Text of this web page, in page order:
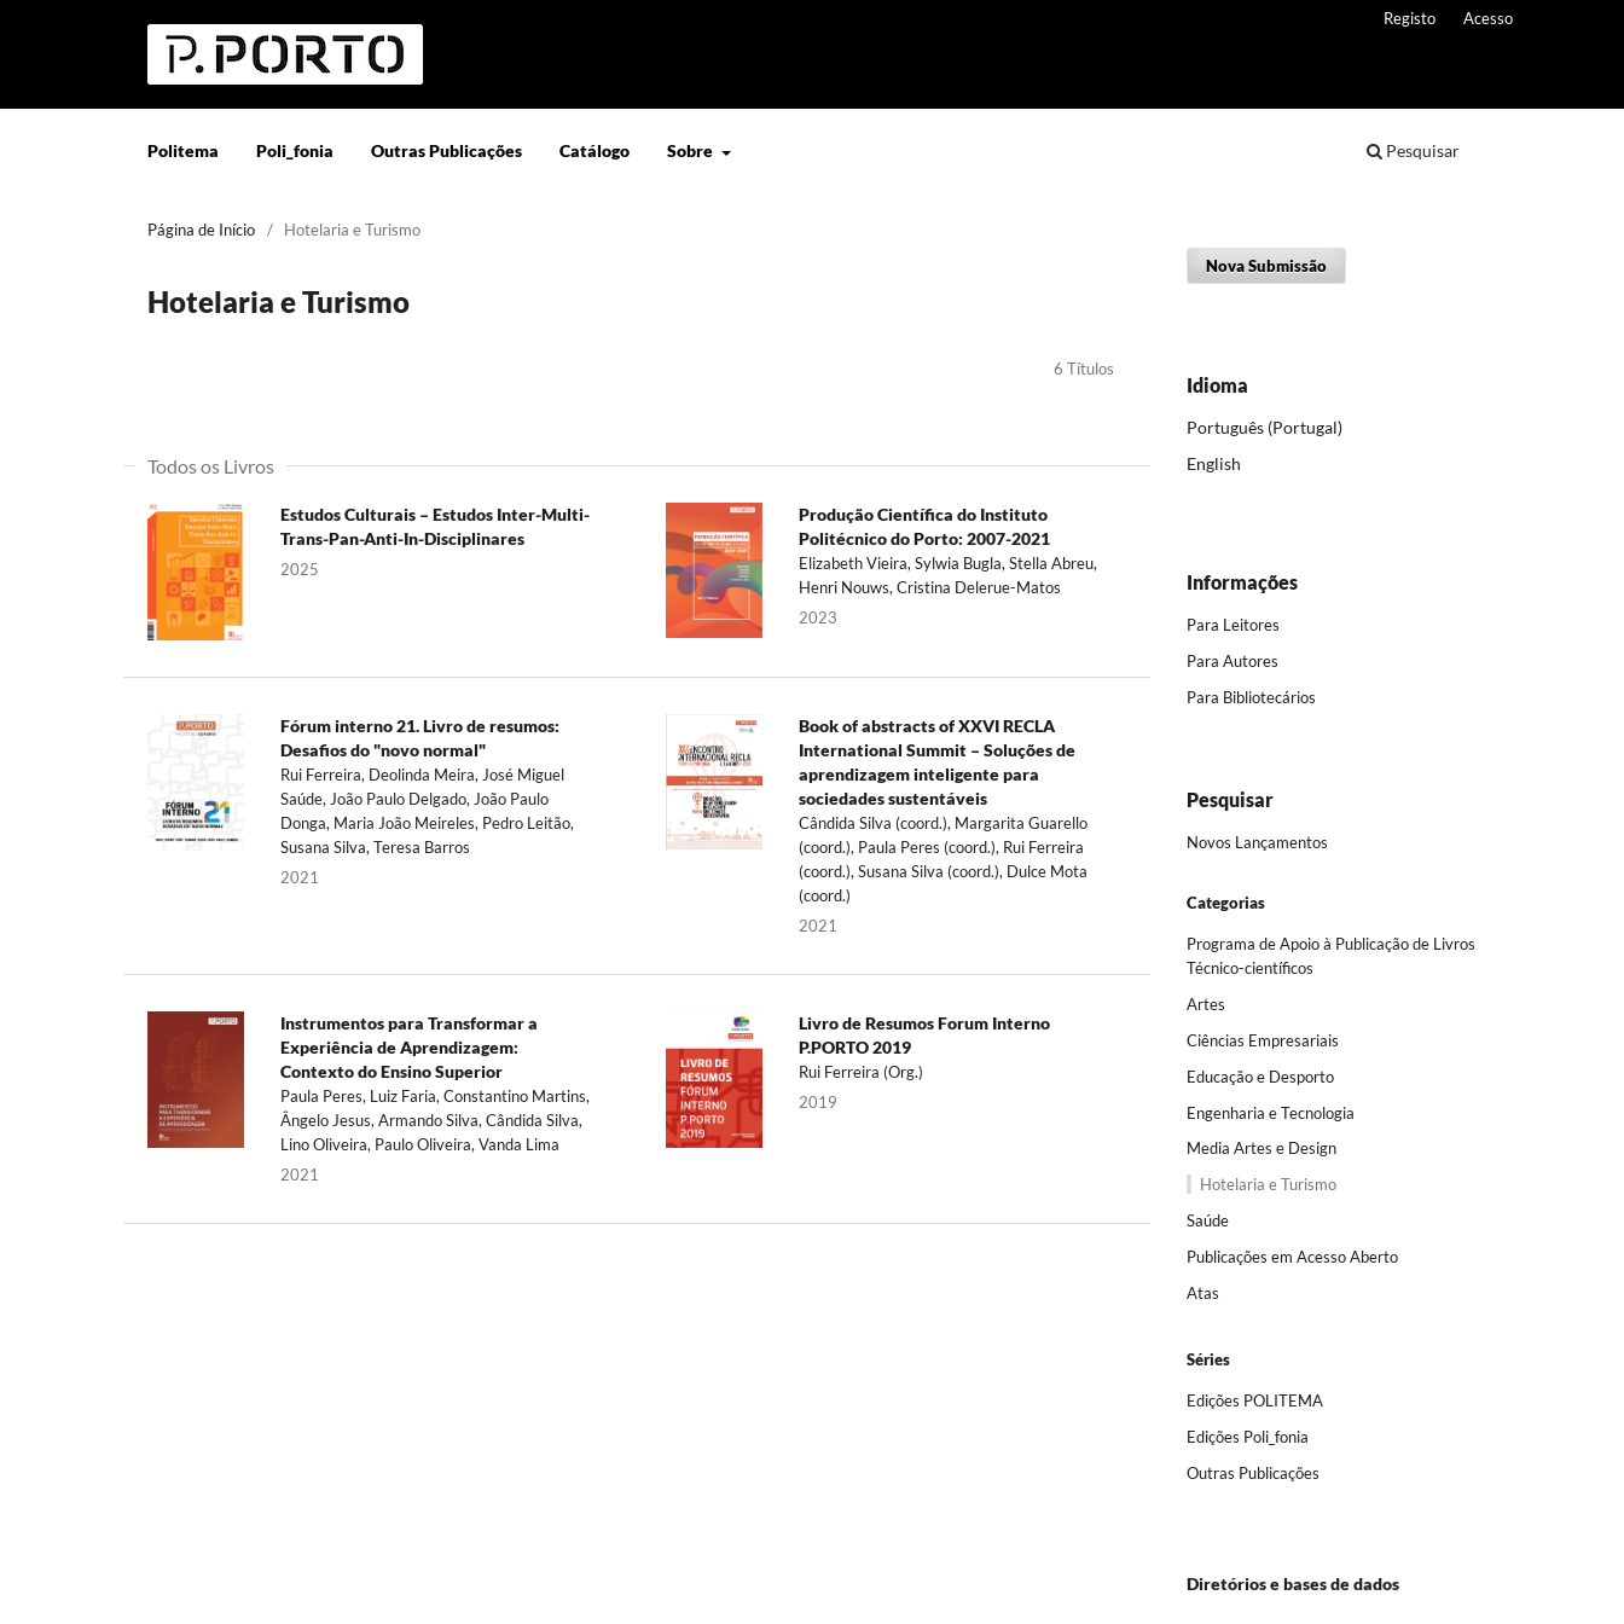
Politema Poli_fonia Outras Publicações Catálogo Sobre Pesquisar
Registo Acesso
Página de Início / Hotelaria e Turismo
Hotelaria e Turismo
6 Títulos
Todos os Livros
Estudos Culturais – Estudos Inter-Multi-
Trans-Pan-Anti-In-Disciplinares
2025
Produção Científica do Instituto
Politécnico do Porto: 2007-2021
Elizabeth Vieira, Sylwia Bugla, Stella Abreu,
Henri Nouws, Cristina Delerue-Matos
2023
Fórum interno 21. Livro de resumos:
Desafios do "novo normal"
Rui Ferreira, Deolinda Meira, José Miguel
Saúde, João Paulo Delgado, João Paulo
Donga, Maria João Meireles, Pedro Leitão,
Susana Silva, Teresa Barros
2021
Book of abstracts of XXVI RECLA
International Summit – Soluções de
aprendizagem inteligente para
sociedades sustentáveis
Cândida Silva (coord.), Margarita Guarello
(coord.), Paula Peres (coord.), Rui Ferreira
(coord.), Susana Silva (coord.), Dulce Mota
(coord.)
2021
Instrumentos para Transformar a
Experiência de Aprendizagem:
Contexto do Ensino Superior
Paula Peres, Luiz Faria, Constantino Martins,
Ângelo Jesus, Armando Silva, Cândida Silva,
Lino Oliveira, Paulo Oliveira, Vanda Lima
2021
Livro de Resumos Forum Interno
P.PORTO 2019
Rui Ferreira (Org.)
2019
Nova Submissão
Idioma
Português (Portugal)
English
Informações
Para Leitores
Para Autores
Para Bibliotecários
Pesquisar
Novos Lançamentos
Categorias
Programa de Apoio à Publicação de Livros
Técnico-científicos
Artes
Ciências Empresariais
Educação e Desporto
Engenharia e Tecnologia
Media Artes e Design
Hotelaria e Turismo
Saúde
Publicações em Acesso Aberto
Atas
Séries
Edições POLITEMA
Edições Poli_fonia
Outras Publicações
Diretórios e bases de dados